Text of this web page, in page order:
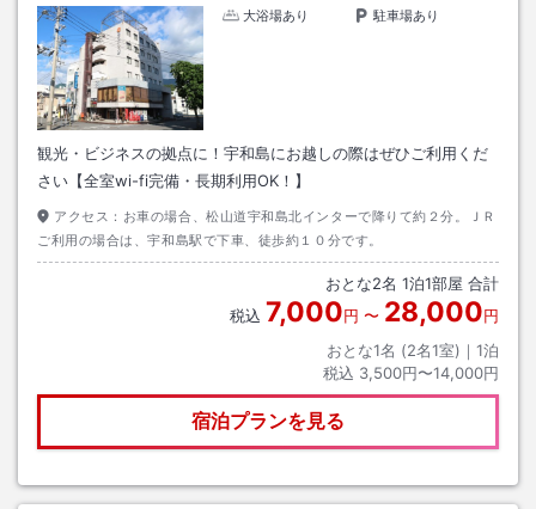
大浴場あり
駐車場あり
観光・ビジネスの拠点に！宇和島にお越しの際はぜひご利用くだ
さい【全室wi-fi完備・長期利用OK！】
アクセス： お車の場合、松山道宇和島北インターで降りて約２分。ＪＲ
ご利用の場合は、宇和島駅で下車、徒歩約１０分です。
おとな2名 1泊1部屋 合計
税込 7,000円 〜 28,000円
おとな1名 (2名1室)｜ 1泊
税込 3,500円〜14,000円
宿泊プランを見る